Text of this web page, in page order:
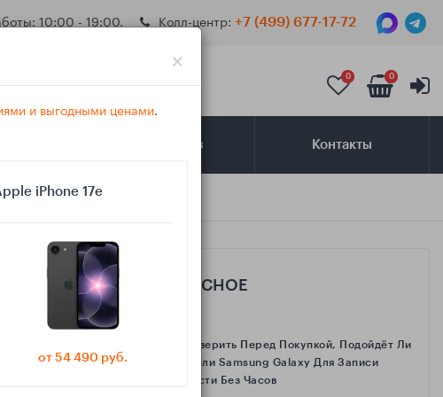
10:00 - 19:00. Колл-центр: +7 (499) 677-17-72
0 0
Самовывоз Контакты
САМОЕ ИНТЕРЕСНОЕ
Как Проверить Перед Покупкой, Подойдёт Ли
IPhone Или Samsung Galaxy Для Записи
Активности Без Часов
×
и выгодными ценами.
iPhone 17e
от 54 490 руб.